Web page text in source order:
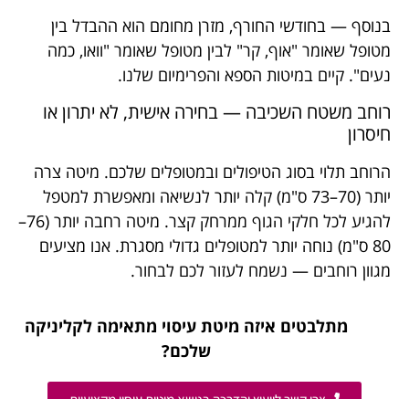
בנוסף — בחודשי החורף, מזרן מחומם הוא ההבדל בין
מטופל שאומר "אוף, קר" לבין מטופל שאומר "וואו, כמה
נעים". קיים במיטות הספא והפרימיום שלנו.
רוחב משטח השכיבה — בחירה אישית, לא יתרון או
חיסרון
הרוחב תלוי בסוג הטיפולים ובמטופלים שלכם. מיטה צרה
יותר (70–73 ס"מ) קלה יותר לנשיאה ומאפשרת למטפל
להגיע לכל חלקי הגוף ממרחק קצר. מיטה רחבה יותר (76–
80 ס"מ) נוחה יותר למטופלים גדולי מסגרת. אנו מציעים
מגוון רוחבים — נשמח לעזור לכם לבחור.
מתלבטים איזה מיטת עיסוי מתאימה לקליניקה
שלכם?